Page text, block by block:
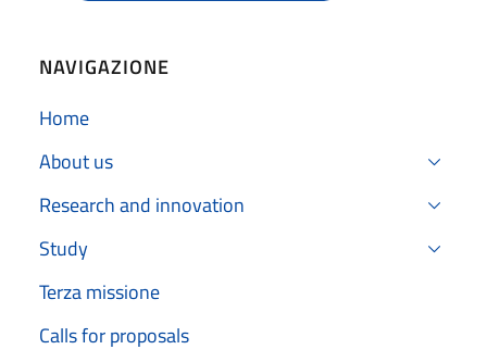
NAVIGAZIONE
Home
About us
Research and innovation
Study
Terza missione
Calls for proposals